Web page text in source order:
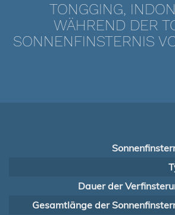
TONGGING,
WÄHREND DER
SONNENFINSTERNIS
Dauer der
Gesamtlänge der